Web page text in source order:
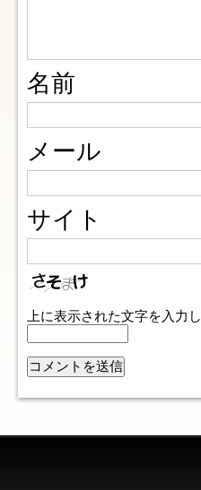
名前
メール
サイト
上に表示された文字を入力